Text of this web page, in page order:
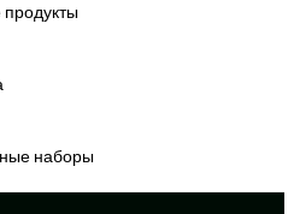
продукты
наборы